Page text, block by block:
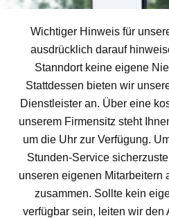
Wichtiger Hinweis für
ausdrücklich darauf
Stanndort keine eigene
Stattdessen bieten wir
Dienstleister an. Über eine
unserem Firmensitz steht
um die Uhr zur Verfügung.
Stunden-Service
unseren eigenen Mitarbeitern
zusammen. Sollte kein
verfügbar sein, leiten wir den